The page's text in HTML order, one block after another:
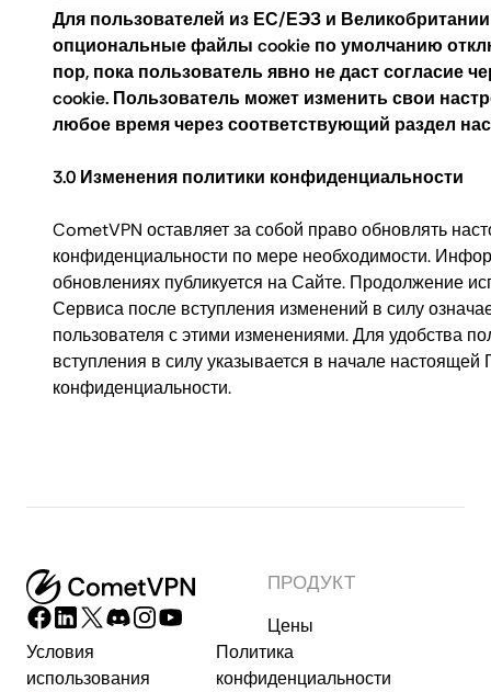
Для пользователей из ЕС/ЕЭЗ и
опциональные файлы cookie по умолчанию
пор, пока пользователь явно не даст согласие
cookie. Пользователь может изменить свои
любое время через соответствующий раздел
3.0 Изменения политики конфиденциальности
CometVPN оставляет за собой право обновлять
конфиденциальности по мере необходимости.
обновлениях публикуется на Сайте. Продолжение
Сервиса после вступления изменений в силу
пользователя с этими изменениями. Для удобства
вступления в силу указывается в начале настоящей
конфиденциальности.
ПРОДУКТ
Цены
Условия
использования
Политика
конфиденциальности